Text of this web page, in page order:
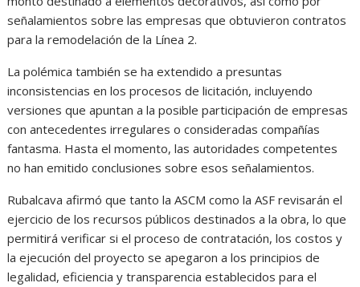
señalamientos sobre las empresas que obtuvieron contratos
para la remodelación de la Línea 2.
La polémica también se ha extendido a presuntas
inconsistencias en los procesos de licitación, incluyendo
versiones que apuntan a la posible participación de empresas
con antecedentes irregulares o consideradas compañías
fantasma. Hasta el momento, las autoridades competentes
no han emitido conclusiones sobre esos señalamientos.
Rubalcava afirmó que tanto la ASCM como la ASF revisarán el
ejercicio de los recursos públicos destinados a la obra, lo que
permitirá verificar si el proceso de contratación, los costos y
la ejecución del proyecto se apegaron a los principios de
legalidad, eficiencia y transparencia establecidos para el